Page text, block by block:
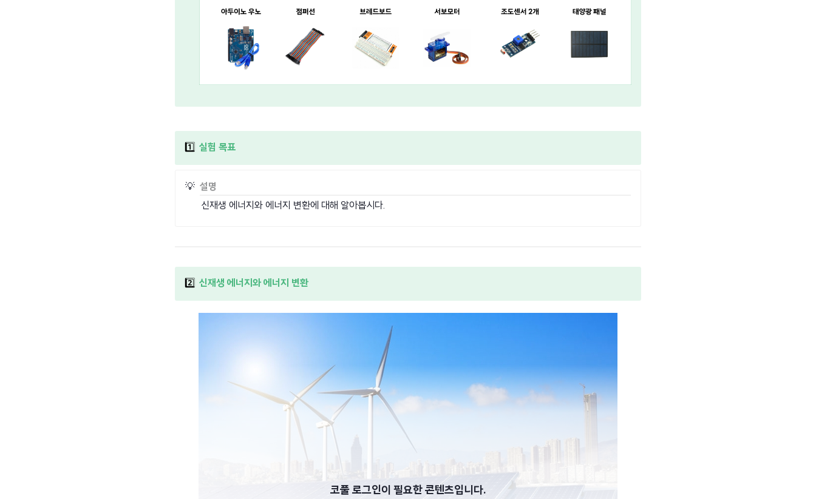
코풀 로그인이 필요한 콘텐츠입니다.
1️⃣ 실험 목표
💡 설명
신재생 에너지와 에너지 변환에 대해 알아봅시다.
2️⃣ 신재생 에너지와 에너지 변환